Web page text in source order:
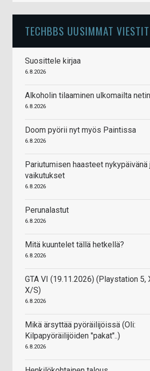
TECHBBS UUSIMMAT VIESTIT
Suosittele kirjaa
6.8.2026
Alkoholin tilaaminen ulkomailta
6.8.2026
Doom pyörii nyt myös Paintissa
6.8.2026
Pariutumisen haasteet nykypäivänä
vaikutukset
6.8.2026
Perunalastut
6.8.2026
Mitä kuuntelet tällä hetkellä?
6.8.2026
GTA VI (19.11.2026) (Playstation 5,
X/S)
6.8.2026
Mikä ärsyttää pyöräilijöissä (Oli:
Kilpapyöräilijöiden "pakat"..)
6.8.2026